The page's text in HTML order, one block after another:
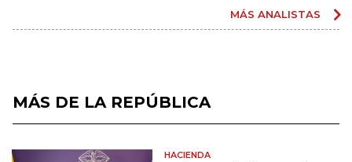
MÁS ANALISTAS
MÁS DE LA REPÚBLICA
HACIENDA